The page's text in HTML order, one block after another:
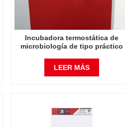
Incubadora termostática de
microbiología de tipo práctico
eléctrica bioquímica Precios de
fábrica Equipo de laboratorio de
LEER MÁS